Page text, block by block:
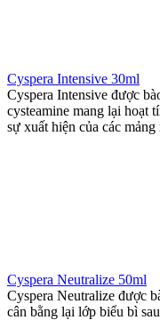
Cyspera Intensive 30ml
Cyspera Intensive được
cysteamine mang lại hoạt
sự xuất hiện của các
Cyspera Neutralize 50ml
Cyspera Neutralize được
cân bằng lại lớp biểu bì